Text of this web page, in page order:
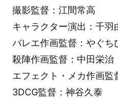
撮影監督：江間常高
キャラクター演出：千羽
バレエ作画監督：やぐち
殺陣作画監督：中田栄治
エフェクト・メカ作画監
3DCG監督：神谷久泰